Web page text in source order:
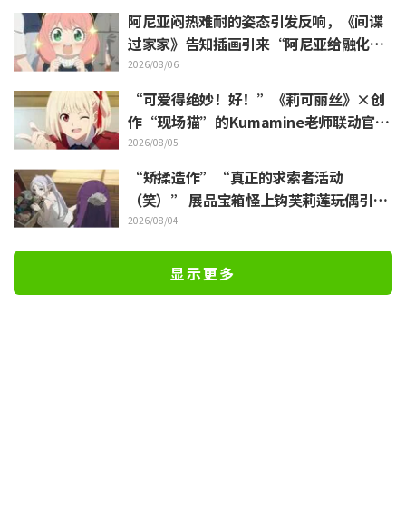
阿尼亚闷热难耐的姿态引发反响，《间谍
过家家》告知插画引来“阿尼亚给融化
了”
2026/08/06
“可爱得绝妙！好！”《莉可丽丝》×创
作“现场猫”的Kumamine老师联动官宣
引发“好！”反响不断
2026/08/05
“矫揉造作”“真正的求索者活动
（笑）” 展品宝箱怪上钩芙莉莲玩偶引吐
槽如潮《葬送的芙莉莲》
2026/08/04
显示更多